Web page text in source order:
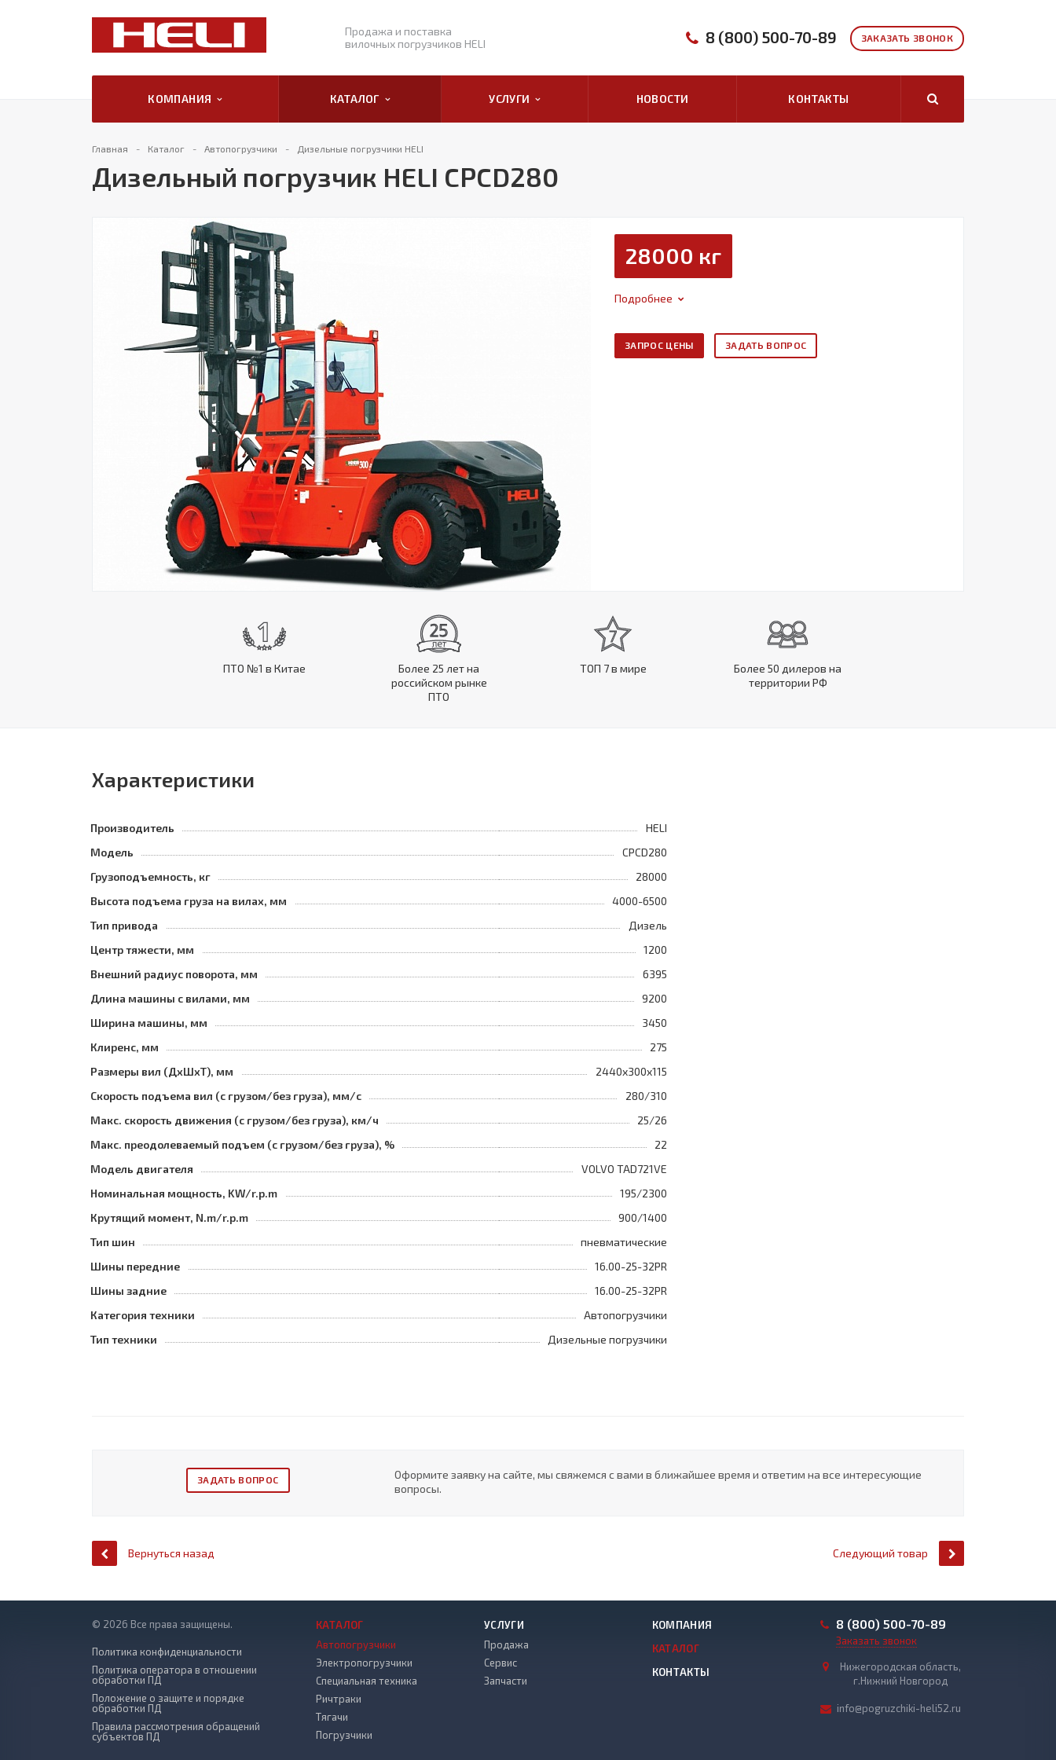
Продажа и поставка
вилочных погрузчиков HELI
ЗАКАЗАТЬ ЗВОНОК
8 (800) 500-70-89
КОМПАНИЯ КАТАЛОГ УСЛУГИ НОВОСТИ КОНТАКТЫ
Главная Каталог Автопогрузчики Дизельные погрузчики HELI
Дизельный погрузчик HELI CPCD280
28000 кг
Подробнее
ЗАПРОС ЦЕНЫ ЗАДАТЬ ВОПРОС
ПТО №1 в Китае
Более 25 лет на
российском рынке
ПТО
ТОП 7 в мире
Более 50 дилеров на
территории РФ
Характеристики
Производитель
HELI
Модель
CPCD280
Грузоподъемность, кг
28000
Высота подъема груза на вилах, мм
4000-6500
Тип привода
Дизель
Центр тяжести, мм
1200
Внешний радиус поворота, мм
6395
Длина машины с вилами, мм
9200
Ширина машины, мм
3450
Клиренс, мм
275
Размеры вил (ДхШхТ), мм
2440x300x115
Скорость подъема вил (с грузом/без груза), мм/с
280/310
Макс. скорость движения (с грузом/без груза), км/ч
25/26
Макс. преодолеваемый подъем (с грузом/без груза), %
22
Модель двигателя
VOLVO TAD721VE
Номинальная мощность, KW/r.p.m
195/2300
Крутящий момент, N.m/r.p.m
900/1400
Тип шин
пневматические
Шины передние
16.00-25-32PR
Шины задние
16.00-25-32PR
Категория техники
Автопогрузчики
Тип техники
Дизельные погрузчики
ЗАДАТЬ ВОПРОС
Оформите заявку на сайте, мы свяжемся с вами в ближайшее время и ответим на все интересующие
вопросы.
Вернуться назад Следующий товар
© 2026 Все права защищены.
Политика конфиденциальности
Политика оператора в отношении
обработки ПД
Положение о защите и порядке
обработки ПД
Правила рассмотрения обращений
субъектов ПД
КАТАЛОГ
Автопогрузчики
Электропогрузчики
Специальная техника
Ричтраки
Тягачи
Погрузчики
УСЛУГИ
Продажа
Сервис
Запчасти
КОМПАНИЯ
КАТАЛОГ
КОНТАКТЫ
8 (800) 500-70-89
Заказать звонок
Нижегородская область,
г.Нижний Новгород
info@pogruzchiki-heli52.ru